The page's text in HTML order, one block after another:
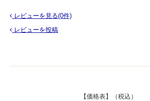
レビューを見る(0件)
レビューを投稿
【価格表】（税込）